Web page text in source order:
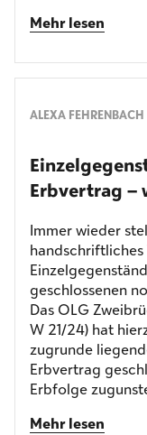
Mehr lesen
ALEXA FEHRENBACH
Erbvertrag –
Immer wieder
geschlossenen
Das OLG
W 21/24) hat
zugrunde
Erbvertrag
Erbfolge
Mehr lesen